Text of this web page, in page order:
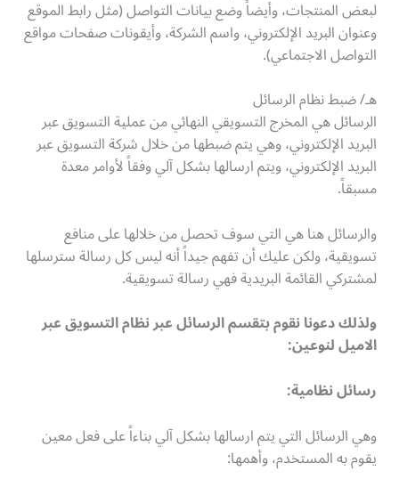
لبعض المنتجات، وأيضاً وضع بيانات التواصل (مثل رابط الموقع
وعنوان البريد الإلكتروني، واسم الشركة، وأيقونات صفحات مواقع
التواصل الاجتماعي).
هـ/ ضبط نظام الرسائل
الرسائل هي المخرج التسويقي النهائي من عملية التسويق عبر
البريد الإلكتروني، وهي يتم ضبطها من خلال شركة التسويق عبر
البريد الإلكتروني، ويتم ارسالها بشكل آلي وفقاً لأوامر معدة
مسبقاً.
والرسائل هنا هي التي سوف تحصل من خلالها على منافع
تسويقية، ولكن عليك أن تفهم جيداً أنه ليس كل رسالة سترسلها
لمشتركي القائمة البريدية فهي رسالة تسويقية.
ولذلك دعونا نقوم بتقسم الرسائل عبر نظام التسويق عبر
الاميل لنوعين:
رسائل نظامية:
وهي الرسائل التي يتم ارسالها بشكل آلي بناءاً على فعل معين
يقوم به المستخدم، وأهمها: